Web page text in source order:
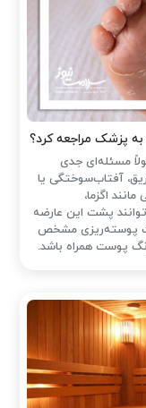
پزشک مراجعه کرد؟
مسئله‌ای جدی
آفتاب‌سوختگی یا
اگزما،
پشت این عارضه
پوسته‌ریزی مشخص
پوست همراه باشد.